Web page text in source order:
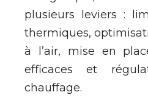
plusieurs leviers :
thermiques,
à l’air, mise en
efficaces et
chauffage.